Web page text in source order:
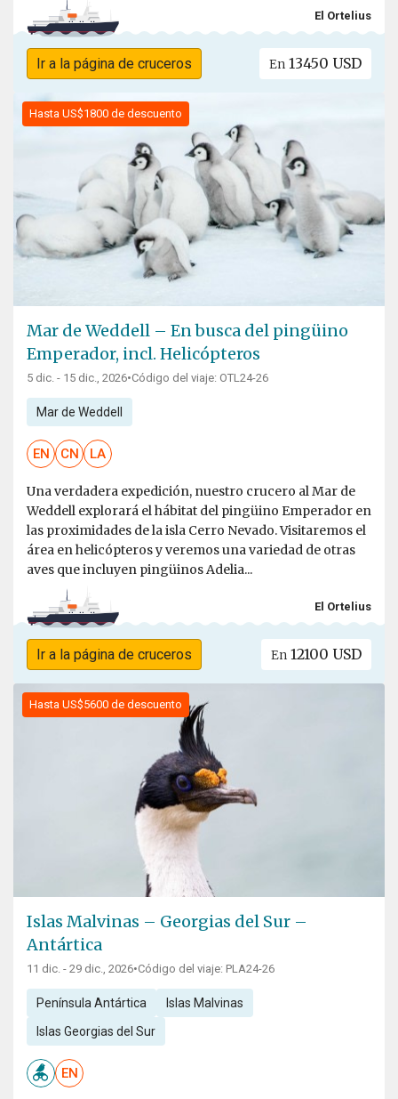
El Ortelius
Ir a la página de cruceros En 13450 USD
Hasta US$1800 de descuento
Mar de Weddell – En busca del pingüino
Emperador, incl. Helicópteros
5 dic. - 15 dic., 2026•Código del viaje: OTL24-26
Mar de Weddell
EN CN LA
Una verdadera expedición, nuestro crucero al Mar de
Weddell explorará el hábitat del pingüino Emperador en
las proximidades de la isla Cerro Nevado. Visitaremos el
área en helicópteros y veremos una variedad de otras
aves que incluyen pingüinos Adelia...
El Ortelius
Ir a la página de cruceros En 12100 USD
Hasta US$5600 de descuento
Islas Malvinas – Georgias del Sur –
Antártica
11 dic. - 29 dic., 2026•Código del viaje: PLA24-26
Península Antártica Islas Malvinas
Islas Georgias del Sur
EN